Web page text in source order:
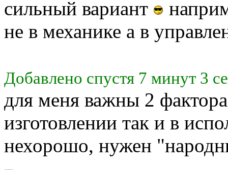
сильный вариант
не в механике а в
Добавлено спустя 7 минут 3
для меня важны 2
изготовлении так и в
нехорошо, нужен